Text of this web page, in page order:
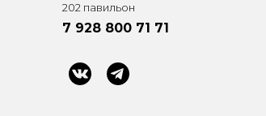
202 павильон
7 928 800 71 71